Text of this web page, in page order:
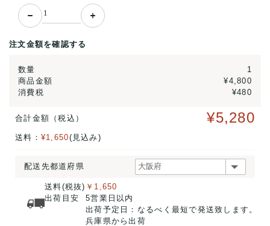
注文金額を確認する
数量
1
商品金額
¥4,800
消費税
¥480
合計金額（税込） ¥5,280
送料： ¥1,650(見込み)
配送先都道府県
送料(税抜)
出荷目安
￥1,650
5営業日以内
出荷予定日：なるべく最短で発送致します。
兵庫県から出荷